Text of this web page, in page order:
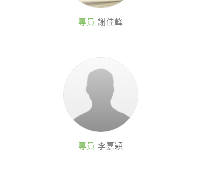
專員 謝佳峰
專員 李嘉穎